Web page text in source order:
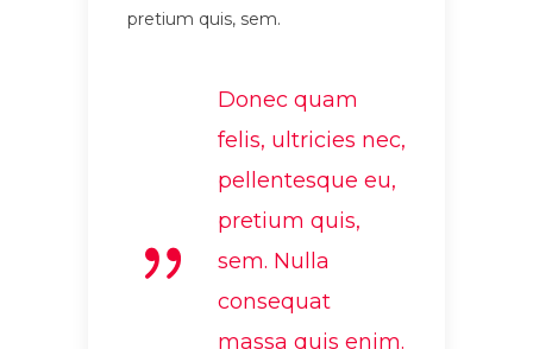
pretium quis, sem.
Donec quam
felis, ultricies nec,
pellentesque eu,
pretium quis,
sem. Nulla
consequat
massa quis enim.